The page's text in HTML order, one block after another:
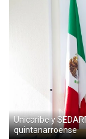
Unicaribe y
quintanarroense